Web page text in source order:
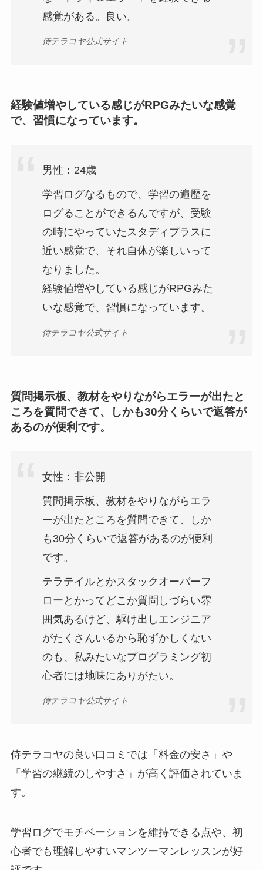
感覚がある。良い。
侍テラコヤ公式サイト
経験値増やしている感じがRPGみたいな感覚
で、習慣になっています。
男性：24歳
学習ログなるもので、学習の遍歴を
ログることができるんですが、受験
の時にやっていたスタディプラスに
近い感覚で、それ自体が楽しいって
なりました。
経験値増やしている感じがRPGみた
いな感覚で、習慣になっています。
侍テラコヤ公式サイト
質問掲示板、教材をやりながらエラーが出たと
ころを質問できて、しかも30分くらいで返答が
あるのが便利です。
女性：非公開
質問掲示板、教材をやりながらエラ
ーが出たところを質問できて、しか
も30分くらいで返答があるのが便利
です。
テラテイルとかスタックオーバーフ
ローとかってどこか質問しづらい雰
囲気あるけど、駆け出しエンジニア
がたくさんいるから恥ずかしくない
のも、私みたいなプログラミング初
心者には地味にありがたい。
侍テラコヤ公式サイト
侍テラコヤの良い口コミでは「料金の安さ」や
「学習の継続のしやすさ」が高く評価されていま
す。
学習ログでモチベーションを維持できる点や、初
心者でも理解しやすいマンツーマンレッスンが好